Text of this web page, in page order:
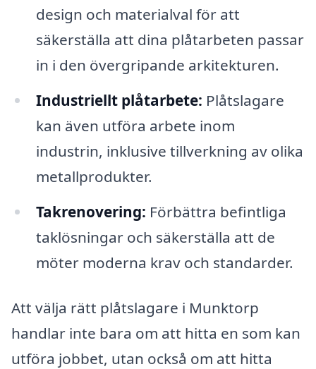
design och materialval för att
säkerställa att dina plåtarbeten passar
in i den övergripande arkitekturen.
Industriellt plåtarbete: Plåtslagare
kan även utföra arbete inom
industrin, inklusive tillverkning av olika
metallprodukter.
Takrenovering: Förbättra befintliga
taklösningar och säkerställa att de
möter moderna krav och standarder.
Att välja rätt plåtslagare i Munktorp
handlar inte bara om att hitta en som kan
utföra jobbet, utan också om att hitta